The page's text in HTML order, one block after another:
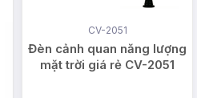
CV-2051
Đèn cảnh quan năng lượng
mặt trời giá rẻ CV-2051